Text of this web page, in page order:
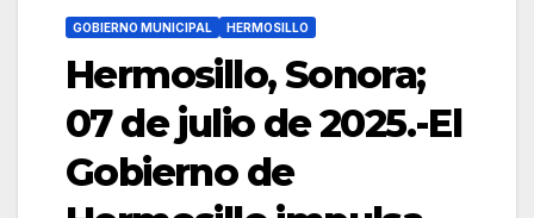
GOBIERNO MUNICIPAL HERMOSILLO
Hermosillo, Sonora;
07 de julio de 2025.-El
Gobierno de